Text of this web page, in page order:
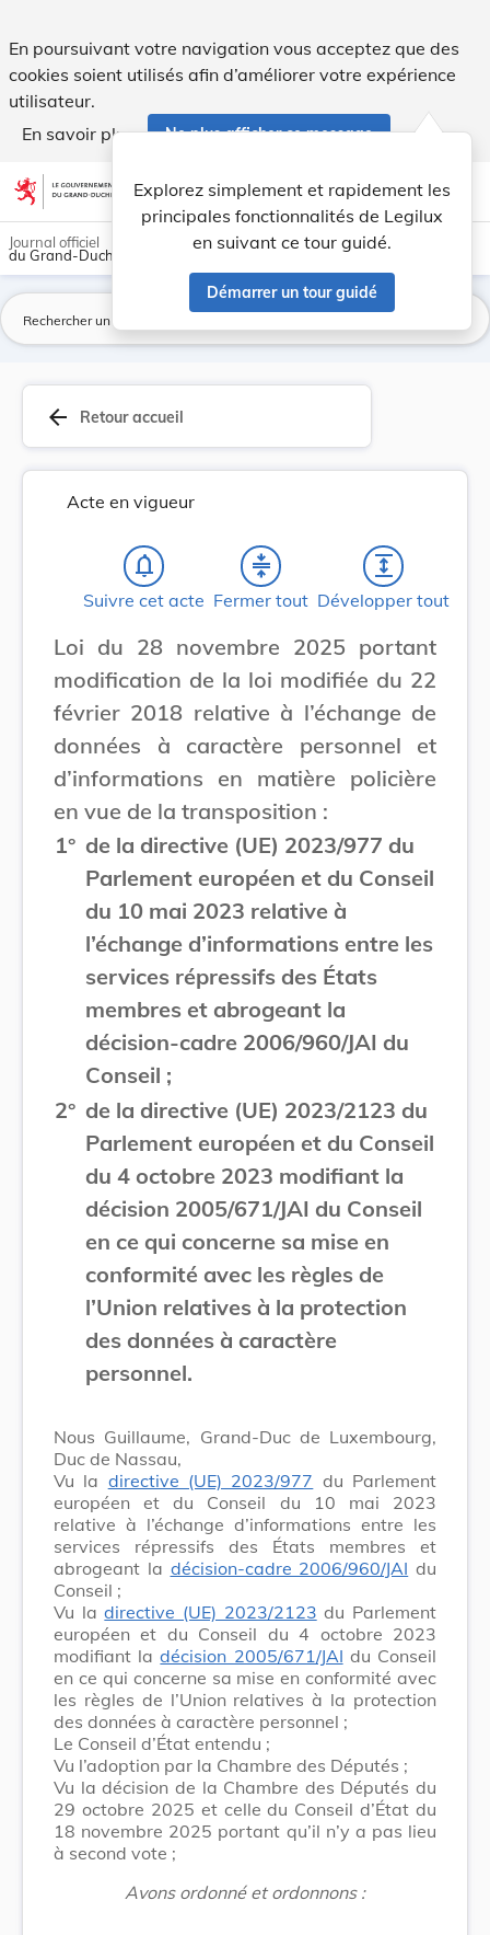
En poursuivant votre navigation vous acceptez que des
cookies soient utilisés afin d’améliorer votre expérience
utilisateur.
En savoir plus
Ne plus afficher ce message
Aller au contenu account_circle help Aide
Explorez simplement et rapidement les
principales fonctionnalités de Legilux
en suivant ce tour guidé.
Démarrer un tour guidé
light_mode dark_mode
Journal officiel
du Grand-Duché de Luxembourg
arrow_back Retour accueil
Acte en vigueur
notifications_none
Suivre cet acte
compress
Fermer tout
expand
Développer tout
Loi du 28 novembre 2025 portant
modification de la loi modifiée du 22
février 2018 relative à l’échange de
données à caractère personnel et
d’informations en matière policière
en vue de la transposition :
1° de la directive (UE) 2023/977 du
Parlement européen et du Conseil
du 10 mai 2023 relative à
l’échange d’informations entre les
services répressifs des États
membres et abrogeant la
décision-cadre 2006/960/JAI du
Conseil ;
2° de la directive (UE) 2023/2123 du
Parlement européen et du Conseil
du 4 octobre 2023 modifiant la
décision 2005/671/JAI du Conseil
en ce qui concerne sa mise en
conformité avec les règles de
l’Union relatives à la protection
des données à caractère
personnel.
Nous Guillaume, Grand-Duc de Luxembourg,
Duc de Nassau,
Vu la directive (UE) 2023/977 du Parlement
européen et du Conseil du 10 mai 2023
relative à l’échange d’informations entre les
services répressifs des États membres et
abrogeant la décision-cadre 2006/960/JAI du
Conseil ;
Vu ladirective (UE) 2023/2123 du Parlement
européen et du Conseil du 4 octobre 2023
modifiant ladécision 2005/671/JAI du Conseil
en ce qui concerne sa mise en conformité avec
les règles de l’Union relatives à la protection
des données à caractère personnel ;
Le Conseil d’État entendu ;
Vu l’adoption par la Chambre des Députés ;
Vu la décision de la Chambre des Députés du
29 octobre 2025 et celle du Conseil d’État du
18 novembre 2025 portant qu’il n’y a pas lieu
à second vote ;
Avons ordonné et ordonnons :